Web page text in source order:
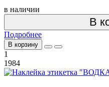
в наличии
В
Подробнее
В корзину
1
1984